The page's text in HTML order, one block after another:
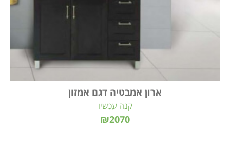
ארון אמבטיה דגם אמזון
₪2070
קנה עכשיו